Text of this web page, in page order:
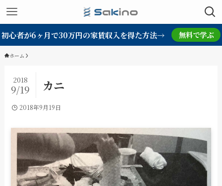
初心者が6ヶ月で30万円の家賃収入を得た方法→ 無料で学ぶ
ホーム
カニ
2018
9/19
2018年9月19日